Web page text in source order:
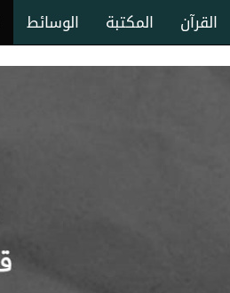
الوسائط المكتبة القرآن